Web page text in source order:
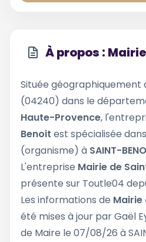
À propos :
Située géographiquement
(04240) dans le
Haute-Provence,
Benoit est spécialisée
(organisme) à SAINT-
L'entreprise Mairie de
présente sur Toutle04
Les informations de Mairie
été mises à jour par Gaël
de Maire le 07/08/26 à